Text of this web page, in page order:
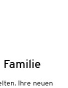
Ihre neuen